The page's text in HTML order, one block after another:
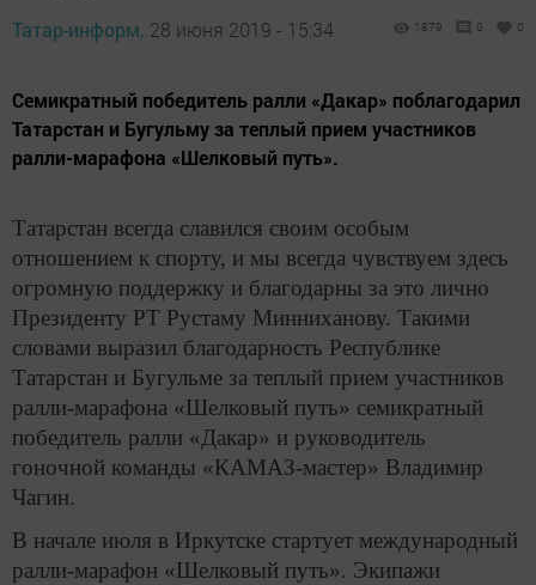
Татар-информ, 28 июня 2019 - 15:34 1879 0 0
Семикратный победитель ралли «Дакар» поблагодарил
Татарстан и Бугульму за теплый прием участников
ралли-марафона «Шелковый путь».
Татарстан всегда славился своим особым
отношением к спорту, и мы всегда чувствуем здесь
огромную поддержку и благодарны за это лично
Президенту РТ Рустаму Минниханову. Такими
словами выразил благодарность Республике
Татарстан и Бугульме за теплый прием участников
ралли-марафона «Шелковый путь» семикратный
победитель ралли «Дакар» и руководитель
гоночной команды «КАМАЗ-мастер» Владимир
Чагин.
В начале июля в Иркутске стартует международный
ралли-марафон «Шелковый путь». Экипажи